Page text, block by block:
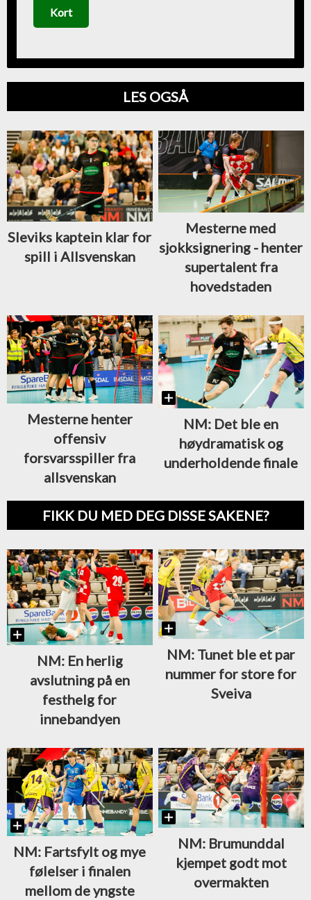
Kort
LES OGSÅ
Sleviks kaptein klar for
spill i Allsvenskan
Mesterne med
sjokksignering - henter
supertalent fra
hovedstaden
Mesterne henter
offensiv
forsvarsspiller fra
allsvenskan
NM: Det ble en
høydramatisk og
underholdende finale
FIKK DU MED DEG DISSE SAKENE?
NM: En herlig
avslutning på en
festhelg for
innebandyen
NM: Tunet ble et par
nummer for store for
Sveiva
NM: Fartsfylt og mye
følelser i finalen
mellom de yngste
NM: Brumunddal
kjempet godt mot
overmakten